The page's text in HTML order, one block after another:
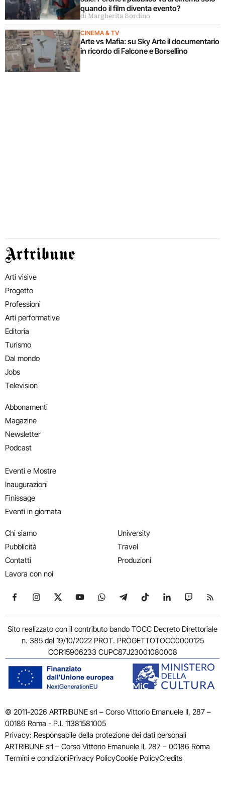
quando il film diventa evento?
di Margherita Bordino
CINEMA & TV
Arte vs Mafia: su Sky Arte il documentario
in ricordo di Falcone e Borsellino
Artribune
Arti visive
Progetto
Professioni
Arti performative
Editoria
Turismo
Dal mondo
Jobs
Television
Abbonamenti
Magazine
Newsletter
Podcast
Eventi e Mostre
Inaugurazioni
Finissage
Eventi in giornata
Chi siamo
Pubblicità
Contatti
Lavora con noi
University
Travel
Produzioni
Seguici su Facebook
Seguici su Instagram
Seguici su X
Seguici su YouTube
Seguici su WhatsApp
Seguici su Telegram
Seguici su TikTok
Seguici su
Seguici
Sito realizzato con il contributo bando TOCC Decreto Direttoriale
n. 385 del 19/10/2022 PROT. PROGETTOTOCC0000125
COR15906233 CUPC87J23001080008
© 2011-2026 ARTRIBUNE srl – Corso Vittorio Emanuele II, 287 –
00186 Roma - P.I. 11381581005
Privacy: Responsabile della protezione dei dati personali
ARTRIBUNE srl – Corso Vittorio Emanuele II, 287 – 00186 Roma
Termini e condizioniPrivacy PolicyCookie PolicyCredits